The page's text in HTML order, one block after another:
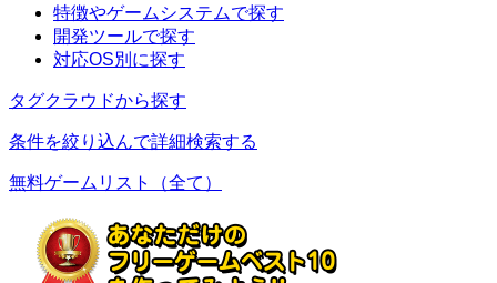
特徴やゲームシステムで探す
開発ツールで探す
対応OS別に探す
タグクラウドから探す
条件を絞り込んで詳細検索する
無料ゲームリスト（全て）